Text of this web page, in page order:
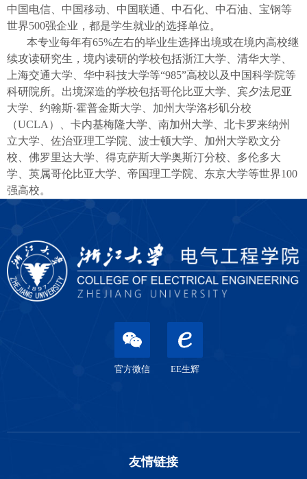
中国电信、中国移动、中国联通、中石化、中石油、宝钢等
世界500强企业，都是学生就业的选择单位。
本专业每年有65%左右的毕业生选择出境或在境内高校继
续攻读研究生，境内读研的学校包括浙江大学、清华大学、
上海交通大学、华中科技大学等“985”高校以及中国科学院等
科研院所。出境深造的学校包括哥伦比亚大学、宾夕法尼亚
大学、约翰斯·霍普金斯大学、加州大学洛杉矶分校
（UCLA ）、卡内基梅隆大学、南加州大学、北卡罗来纳州
立大学、佐治亚理工学院、波士顿大学、加州大学欧文分
校、佛罗里达大学、得克萨斯大学奥斯汀分校、多伦多大
学、英属哥伦比亚大学、帝国理工学院、东京大学等世界100
强高校。
官方微信 EE生辉
友情链接